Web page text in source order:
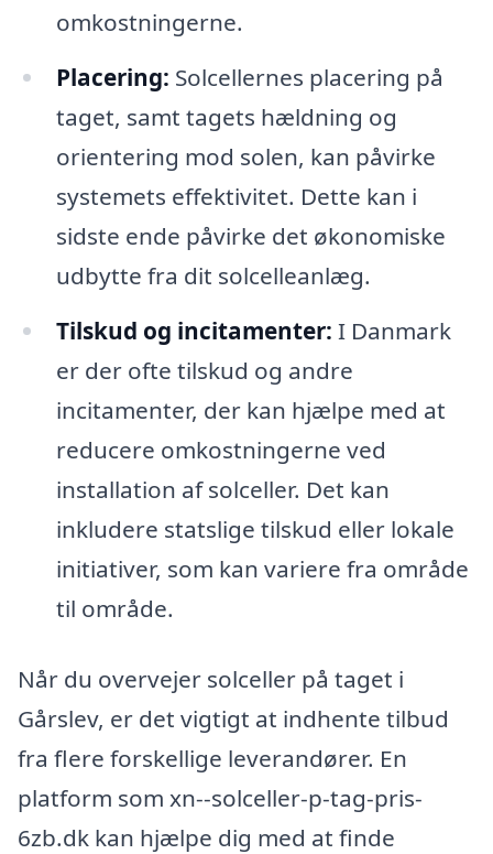
omkostningerne.
Placering: Solcellernes placering på
taget, samt tagets hældning og
orientering mod solen, kan påvirke
systemets effektivitet. Dette kan i
sidste ende påvirke det økonomiske
udbytte fra dit solcelleanlæg.
Tilskud og incitamenter: I Danmark
er der ofte tilskud og andre
incitamenter, der kan hjælpe med at
reducere omkostningerne ved
installation af solceller. Det kan
inkludere statslige tilskud eller lokale
initiativer, som kan variere fra område
til område.
Når du overvejer solceller på taget i
Gårslev, er det vigtigt at indhente tilbud
fra flere forskellige leverandører. En
platform som xn--solceller-p-tag-pris-
6zb.dk kan hjælpe dig med at finde